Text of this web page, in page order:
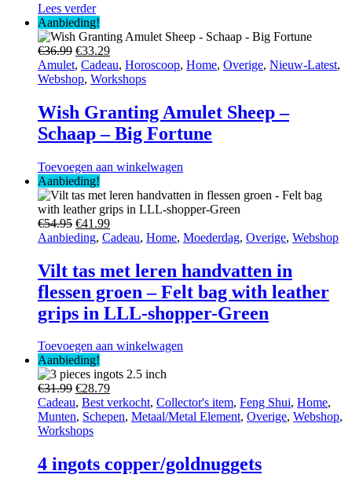
Lees verder
Aanbieding!
€36.99 Oorspronkelijke
prijs
was:
€33.29Huidige
prijs
is:
Amulet, Cadeau, Horoscoop, Home, Overige, Nieuw-Latest,
Webshop, Workshops
Wish Granting Amulet Sheep –
Schaap – Big Fortune
Toevoegen aan winkelwagen
Aanbieding!
€54.95 Oorspronkelijke
prijs
€54.95.
€41.99Huidige
prijs
€41.99.
Aanbieding, Cadeau, Home, Moederdag, Overige, Webshop
Vilt tas met leren handvatten in
flessen groen – Felt bag with leather
grips in LLL-shopper-Green
Toevoegen aan winkelwagen
Aanbieding!
€31.99 Oorspronkelijke
prijs
was:
€31.99.
€28.79Huidige
prijs
is:
Cadeau, Best verkocht, Collector's item, Feng Shui, Home,
Munten, Schepen, Metaal/Metal Element, Overige, Webshop,
Workshops
4 ingots copper/goldnuggets